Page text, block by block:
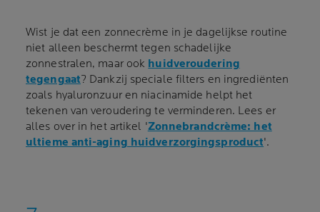
Wist je dat een zonnecrème in je dagelijkse routine
niet alleen beschermt tegen schadelijke
zonnestralen, maar ook huidveroudering
tegengaat? Dankzij speciale filters en ingrediënten
zoals hyaluronzuur en niacinamide helpt het
tekenen van veroudering te verminderen. Lees er
alles over in het artikel 'Zonnebrandcrème: het
ultieme anti-aging huidverzorgingsproduct'.